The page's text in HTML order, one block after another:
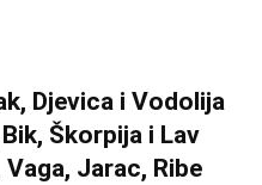
Djevica i Vodolija
Škorpija i Lav
Jarac, Ribe